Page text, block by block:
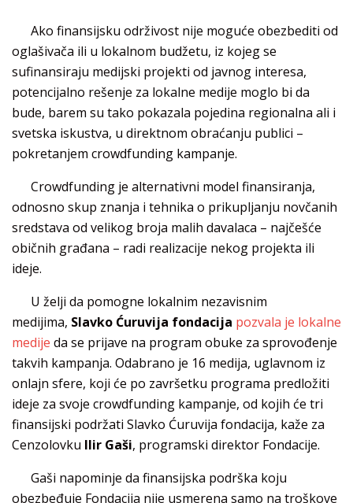
Ako finansijsku održivost nije moguće obezbediti od
oglašivača ili u lokalnom budžetu, iz kojeg se
sufinansiraju medijski projekti od javnog interesa,
potencijalno rešenje za lokalne medije moglo bi da
bude, barem su tako pokazala pojedina regionalna ali i
svetska iskustva, u direktnom obraćanju publici –
pokretanjem crowdfunding kampanje.
Crowdfunding je alternativni model finansiranja,
odnosno skup znanja i tehnika o prikupljanju novčanih
sredstava od velikog broja malih davalaca – najčešće
običnih građana – radi realizacije nekog projekta ili
ideje.
U želji da pomogne lokalnim nezavisnim
medijima, Slavko Ćuruvija fondacija pozvala je lokalne
medije da se prijave na program obuke za sprovođenje
takvih kampanja. Odabrano je 16 medija, uglavnom iz
onlajn sfere, koji će po završetku programa predložiti
ideje za svoje crowdfunding kampanje, od kojih će tri
finansijski podržati Slavko Ćuruvija fondacija, kaže za
Cenzolovku Ilir Gaši, programski direktor Fondacije.
Gaši napominje da finansijska podrška koju
obezbeđuje Fondacija nije usmerena samo na troškove